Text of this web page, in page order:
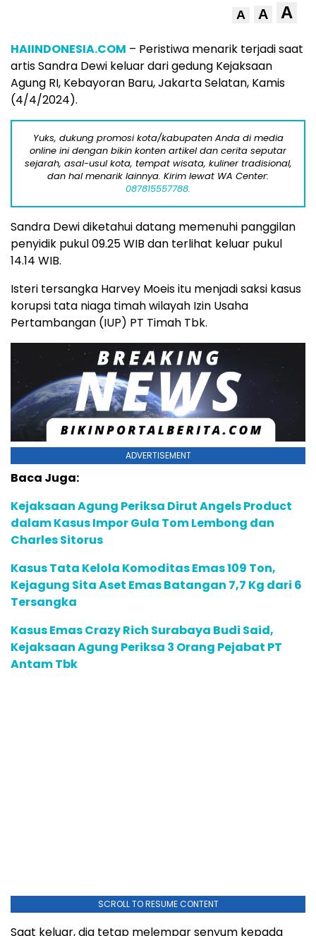
A A A
HAIINDONESIA.COM – Peristiwa menarik terjadi saat
artis Sandra Dewi keluar dari gedung Kejaksaan
Agung RI, Kebayoran Baru, Jakarta Selatan, Kamis
(4/4/2024).
Yuks, dukung promosi kota/kabupaten Anda di media
online ini dengan bikin konten artikel dan cerita seputar
sejarah, asal-usul kota, tempat wisata, kuliner tradisional,
dan hal menarik lainnya. Kirim lewat WA Center:
087815557788.
Sandra Dewi diketahui datang memenuhi panggilan
penyidik pukul 09.25 WIB dan terlihat keluar pukul
14.14 WIB.
Isteri tersangka Harvey Moeis itu menjadi saksi kasus
korupsi tata niaga timah wilayah Izin Usaha
Pertambangan (IUP) PT Timah Tbk.
ADVERTISEMENT
Baca Juga:
Kejaksaan Agung Periksa Dirut Angels Product
dalam Kasus Impor Gula Tom Lembong dan
Charles Sitorus
Kasus Tata Kelola Komoditas Emas 109 Ton,
Kejagung Sita Aset Emas Batangan 7,7 Kg dari 6
Tersangka
Kasus Emas Crazy Rich Surabaya Budi Said,
Kejaksaan Agung Periksa 3 Orang Pejabat PT
Antam Tbk
SCROLL TO RESUME CONTENT
Saat keluar, dia tetap melempar senyum kepada